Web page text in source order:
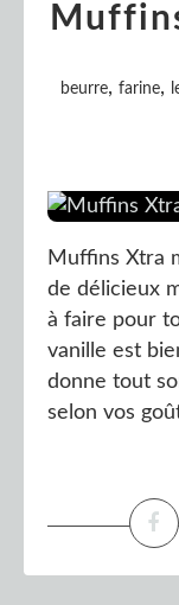
beurre, farine,
Muffins Xtra
de délicieux
à faire pour
vanille est
donne tout
selon vos